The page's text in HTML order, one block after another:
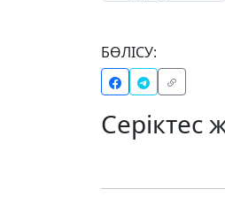
БӨЛІСУ:
Серіктес